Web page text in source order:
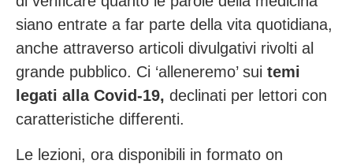
siano entrate a far parte della vita quotidiana,
anche attraverso articoli divulgativi rivolti al
grande pubblico. Ci ‘alleneremo’ sui temi
legati alla Covid-19, declinati per lettori con
caratteristiche differenti.
Le lezioni, ora disponibili in formato on